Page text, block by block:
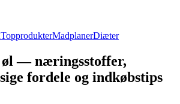
TopprodukterMadplanerDiæter
— næringsstoffer,
fordele og indkøbstips